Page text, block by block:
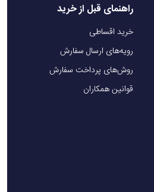
راهنمای قبل از خرید
خرید اقساطی
رویه‌های ارسال سفارش
روش‌های پرداخت سفارش
قوانین همکاران